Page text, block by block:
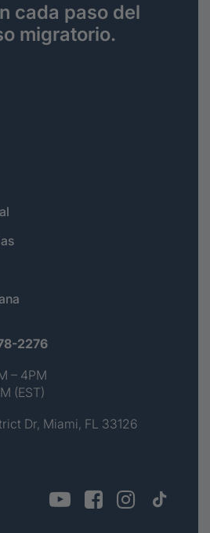
cada paso del
migratorio.
2276
– 4PM
(EST)
Dr, Miami, FL 33126